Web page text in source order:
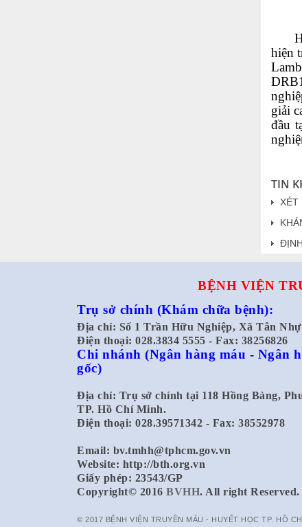
hiện
giải
đầu
TIN
XÉT
BỆNH VIỆN
Trụ sở chính (Khám chữa bệnh):
Địa chỉ: Số 1 Trần Hữu Nghiệp, Xã Tân
Điện thoại: 028.3834 5555 - Fax: 38256826
Chi nhánh (Ngân hàng máu - Ngân
gốc)
Địa chỉ: Trụ sở chính tại 118 Hồng Bàng,
TP. Hồ Chí Minh.
Điện thoại: 028.39571342 - Fax: 38552978
Email: bv.tmhh@tphcm.gov.vn
Website: http://bth.org.vn
Giấy phép: 23543/GP
Copyright© 2016 BVHH. All right Reserved.
© 2017 BỆNH VIỆN TRUYỀN MÁU - HUYẾT HỌC TP. HỒ